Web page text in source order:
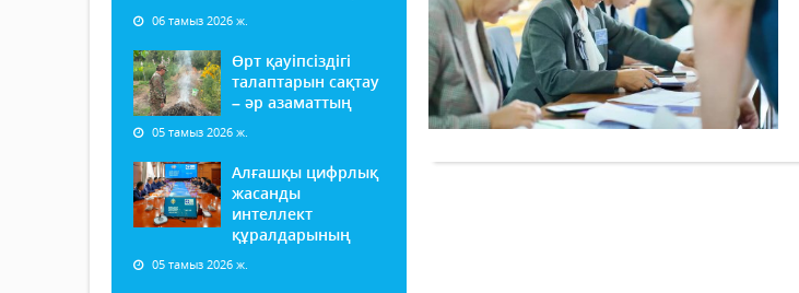
06 тамыз 2026 ж.
Өрт қауіпсіздігі
талаптарын сақтау
– әр азаматтың
05 тамыз 2026 ж.
Алғашқы цифрлық
жасанды
интеллект
құралдарының
05 тамыз 2026 ж.